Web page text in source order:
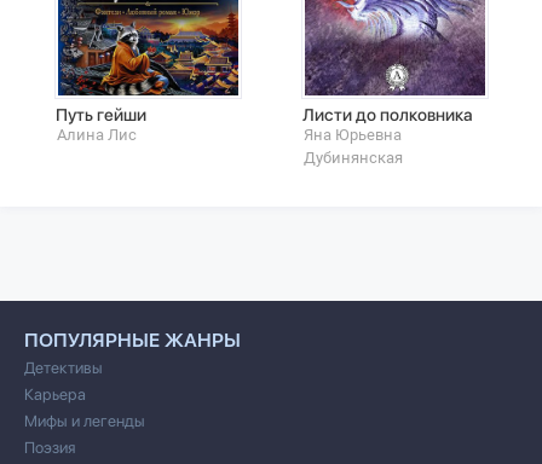
Путь гейши
Алина Лис
Листи до полковника
Яна Юрьевна
Дубинянская
ПОПУЛЯРНЫЕ ЖАНРЫ
Детективы
Карьера
Мифы и легенды
Поэзия